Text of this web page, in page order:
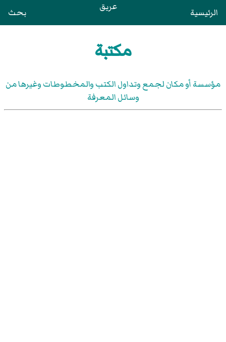
الرئيسية عريق بحث
مكتبة
مؤسسة أو مكان لجمع وتداول الكتب والمخطوطات وغيرها من
وسائل المعرفة